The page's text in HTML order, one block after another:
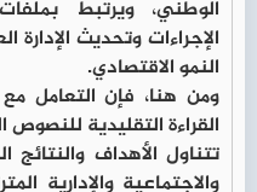
الوطني، ويرتبط
الإجراءات وتحديث
النمو الاقتصادي.
ومن هنا، فإن التعامل
القراءة التقليدية
تتناول الأهداف والنتائج
والاجتماعية والإدارية